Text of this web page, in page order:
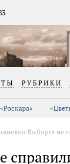
РУБРИКИ
Выборга не